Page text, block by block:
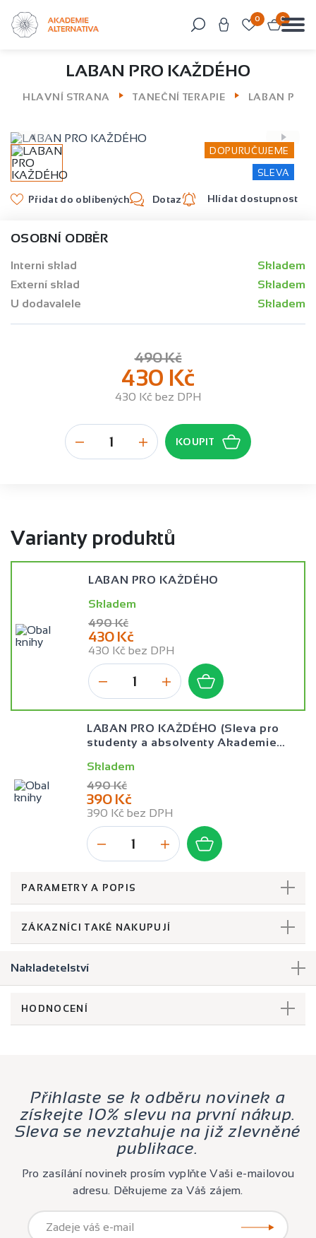
0 0
LABAN PRO KAŽDÉHO
HLAVNÍ STRANA TANEČNÍ TERAPIE LABAN PRO
DOPURUČUJEME
SLEVA
Přidat do oblíbených Dotaz Hlídat dostupnost
OSOBNÍ ODBĚR
Interni sklad
Skladem
Externí sklad
Skladem
U dodavalele
Skladem
490 Kč
430 Kč
430 Kč bez DPH
Varianty produktů
LABAN PRO KAŽDÉHO
Skladem
490 Kč
430 Kč
430 Kč bez DPH
LABAN PRO KAŽDÉHO (Sleva pro
studenty a absolventy Akademie
Skladem
490 Kč
390 Kč
390 Kč bez DPH
PARAMETRY A POPIS
ZÁKAZNÍCI TAKÉ NAKUPUJÍ
Nakladetelství
HODNOCENÍ
Přihlaste se k odběru novinek a
získejte 10% slevu na první nákup.
Sleva se nevztahuje na již zlevněné
publikace.
Pro zasílání novinek prosím vyplňte Vaši e-mailovou
adresu. Děkujeme za Váš zájem.
Můžeme vám pomoci něco najít?